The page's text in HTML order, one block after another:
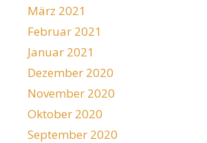
März 2021
Februar 2021
Januar 2021
Dezember 2020
November 2020
Oktober 2020
September 2020